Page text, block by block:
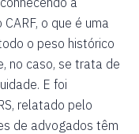
o que é uma
o peso histórico
no caso, se trata de
E foi
relatado pelo
de advogados têm